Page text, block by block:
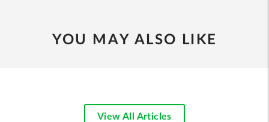
YOU MAY ALSO LIKE
View All Articles